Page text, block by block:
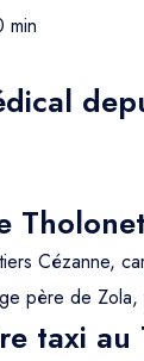
min
Tholonet
Cézanne,
père de Zola,
taxi